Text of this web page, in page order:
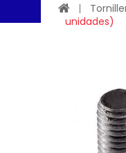
unidades)